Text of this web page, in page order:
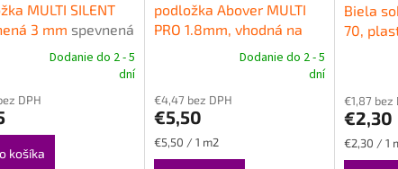
MULTI SILENT
3 mm spevnená
pod plávajúce
Dodanie do 2 - 5
dní
DPH
košíka
podložka Abover MULTI
PRO 1.8mm, vhodná na
podlahové vykurovanie
Vysokokvalitná podložka
produktu
je
5,0
Dodanie do 2 - 5
dní
€4,47 bez DPH
€5,50
Jednotková
cena:
€5,50 / 1 m2
Biela
70,
produktu
je
4,8
€1,87 bez
€2,30
cena:
€2,30 / 1